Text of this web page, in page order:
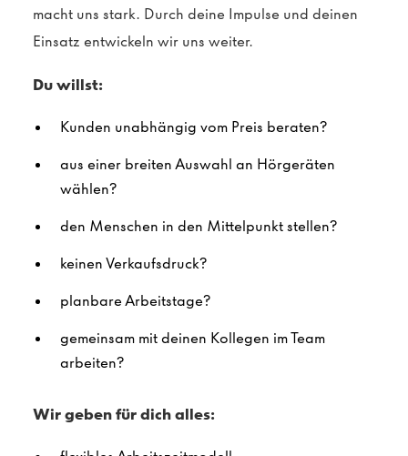
macht uns stark. Durch deine Impulse und deinen
Einsatz entwickeln wir uns weiter.
Du willst:
Kunden unabhängig vom Preis beraten?
aus einer breiten Auswahl an Hörgeräten
wählen?
den Menschen in den Mittelpunkt stellen?
keinen Verkaufsdruck?
planbare Arbeitstage?
gemeinsam mit deinen Kollegen im Team
arbeiten?
Wir geben für dich alles: